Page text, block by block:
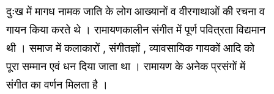
दुःख में मागध नामक जाति के लोग आख्यानों व वीरगाथाओं की रचना व
गायन किया करते थे । रामायणकालीन संगीत में पूर्ण पवित्रता विद्यमान
थी । समाज में कलाकारों , संगीतज्ञों , व्यावसायिक गायकों आदि को
पूरा सम्मान एवं धन दिया जाता था । रामायण के अनेक प्रसंगों में
संगीत का वर्णन मिलता है ।